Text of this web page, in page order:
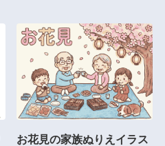
お花見の家族ぬりえイラス